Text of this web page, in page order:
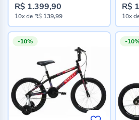
R$ 1.399,90
10xde R$ 139,99
R$
10x
-10% -